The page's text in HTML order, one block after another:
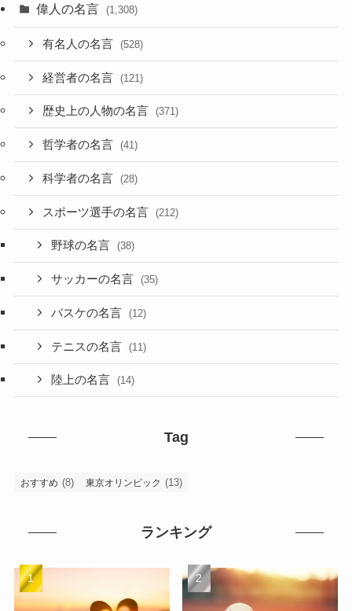
偉人の名言 (1,308)
有名人の名言 (528)
経営者の名言 (121)
歴史上の人物の名言 (371)
哲学者の名言 (41)
科学者の名言 (28)
スポーツ選手の名言 (212)
野球の名言 (38)
サッカーの名言 (35)
バスケの名言 (12)
テニスの名言 (11)
陸上の名言 (14)
Tag
おすすめ (8) 東京オリンピック (13)
ランキング